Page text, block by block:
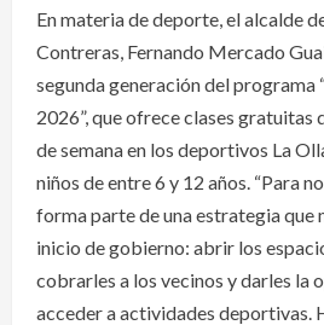
En materia de deporte, el alcalde
Contreras, Fernando Mercado
segunda generación del programa
2026”, que ofrece clases gratuitas
de semana en los deportivos La
niños de entre 6 y 12 años. “Para
forma parte de una estrategia que
inicio de gobierno: abrir los
cobrarles a los vecinos y darles la
acceder a actividades deportivas.